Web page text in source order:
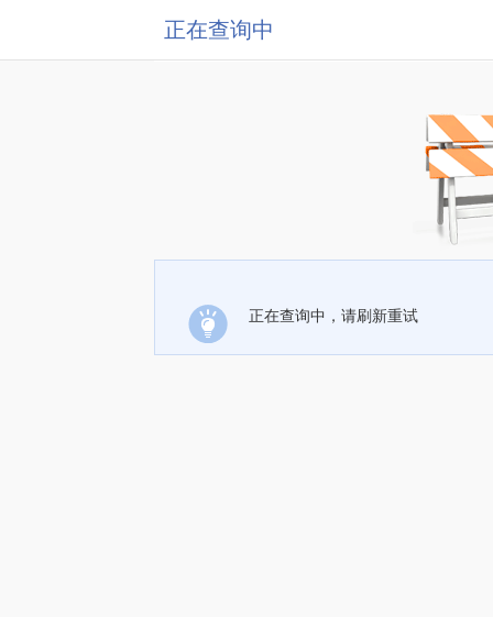
正在查询中
正在查询中，请刷新重试